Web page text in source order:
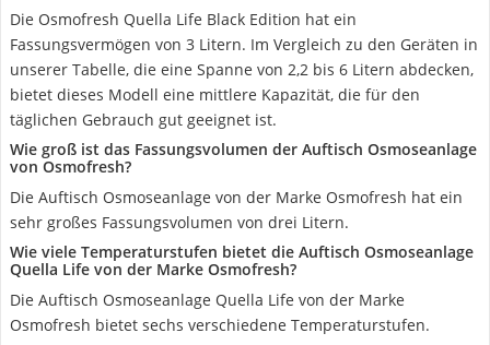
Die Osmofresh Quella Life Black Edition hat ein
Fassungsvermögen von 3 Litern. Im Vergleich zu den Geräten in
unserer Tabelle, die eine Spanne von 2,2 bis 6 Litern abdecken,
bietet dieses Modell eine mittlere Kapazität, die für den
täglichen Gebrauch gut geeignet ist.
Wie groß ist das Fassungsvolumen der Auftisch Osmoseanlage
von Osmofresh?
Die Auftisch Osmoseanlage von der Marke Osmofresh hat ein
sehr großes Fassungsvolumen von drei Litern.
Wie viele Temperaturstufen bietet die Auftisch Osmoseanlage
Quella Life von der Marke Osmofresh?
Die Auftisch Osmoseanlage Quella Life von der Marke
Osmofresh bietet sechs verschiedene Temperaturstufen.